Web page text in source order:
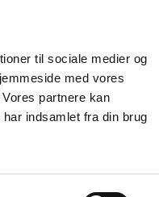
til sociale medier og
med vores
partnere kan
indsamlet fra din brug
Kontakt Udgivelser
af
Medicinsk